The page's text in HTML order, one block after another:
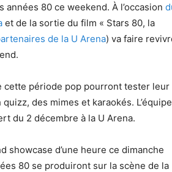
80 ce weekend. À l’occasion
et de la sortie du film « Stars 80, la
de la U Arena) va faire
cette période pop pourront tester leur
des mimes et karaokés. L’équipe
du 2 décembre à la U Arena.
showcase d’une heure ce dimanche
80 se produiront sur la scène de la